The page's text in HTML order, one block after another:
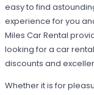
easy to find
experience for you
Miles Car Rental
looking for a car
discounts and
Whether it is for